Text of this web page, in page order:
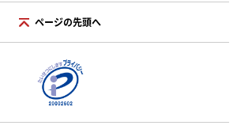
ページの先頭へ